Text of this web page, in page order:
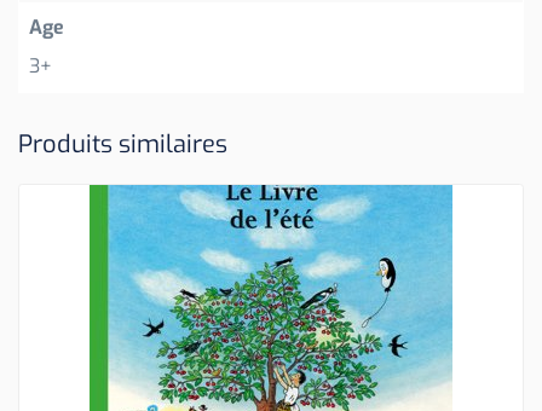
Age
3+
Produits similaires